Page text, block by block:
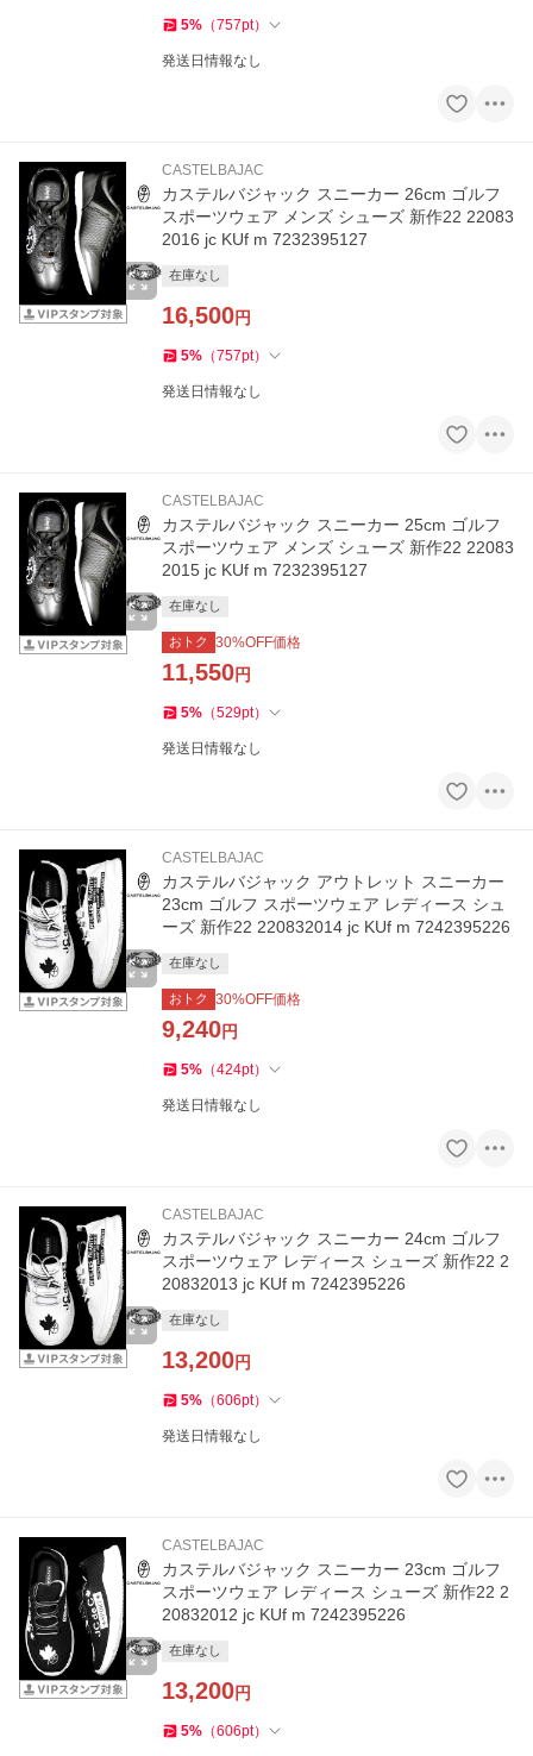
5% （757pt）
発送日情報なし
CASTELBAJAC
カステルバジャック スニーカー 26cm ゴルフ
スポーツウェア メンズ シューズ 新作22 22083
2016 jc KUf m 7232395127
在庫なし
16,500円
5% （757pt）
発送日情報なし
CASTELBAJAC
カステルバジャック スニーカー 25cm ゴルフ
スポーツウェア メンズ シューズ 新作22 22083
2015 jc KUf m 7232395127
在庫なし
おトク 30%OFF価格
11,550円
5% （529pt）
発送日情報なし
CASTELBAJAC
カステルバジャック アウトレット スニーカー
23cm ゴルフ スポーツウェア レディース シュ
ーズ 新作22 220832014 jc KUf m 7242395226
在庫なし
おトク 30%OFF価格
9,240円
5% （424pt）
発送日情報なし
CASTELBAJAC
カステルバジャック スニーカー 24cm ゴルフ
スポーツウェア レディース シューズ 新作22 2
20832013 jc KUf m 7242395226
在庫なし
13,200円
5% （606pt）
発送日情報なし
CASTELBAJAC
カステルバジャック スニーカー 23cm ゴルフ
スポーツウェア レディース シューズ 新作22 2
20832012 jc KUf m 7242395226
在庫なし
13,200円
5% （606pt）